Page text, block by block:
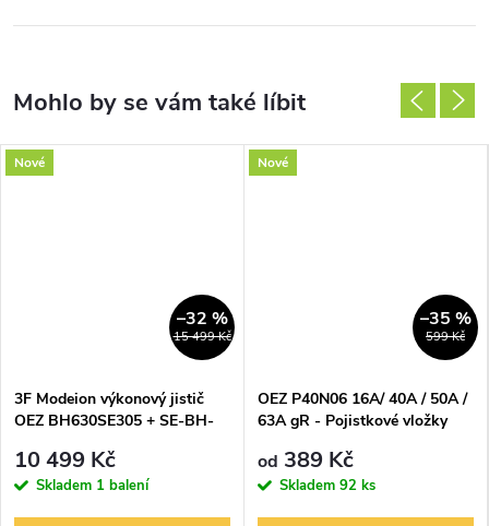
Nové
15 499 Kč
–32 %
3F Modeion výkonový jistič
OEZ BH630SE305 + SE-BH-
10 499 Kč
Skladem 1 balení
Nové
599 Kč
–35 %
OEZ P40N06 16A/ 40A / 50A /
63A gR - Pojistkové vložky
V a.c.
od 389 Kč
Skladem 92 ks